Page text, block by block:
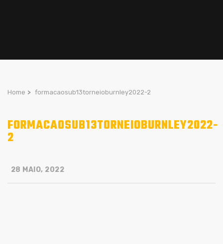
Home > formacaosub13torneioburnley2022-2
FORMACAOSUB13TORNEIOBURNLEY2022-
2
28 MAIO, 2022